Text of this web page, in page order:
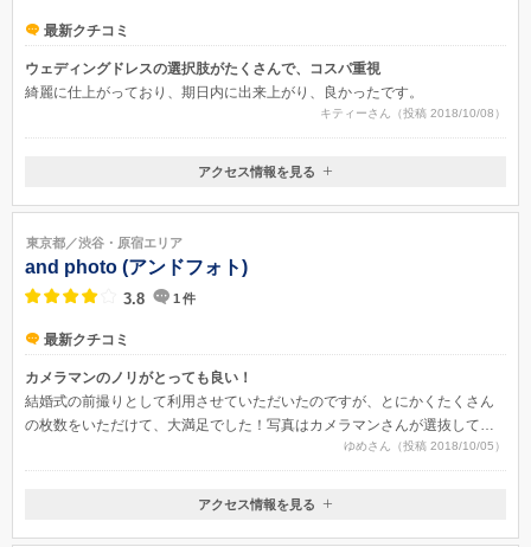
最新クチコミ
ウェディングドレスの選択肢がたくさんで、コスパ重視
綺麗に仕上がっており、期日内に出来上がり、良かったです。
キティーさん（投稿 2018/10/08）
東京都渋谷区神宮前1-8-17
ＪＲ山手線原宿駅・東京メトロ千代田線、副都心線明治神宮前駅より徒
歩3分
アクセス情報を見る
東京都／渋谷・原宿エリア
and photo (アンドフォト)
3.8 1件
最新クチコミ
カメラマンのノリがとっても良い！
結婚式の前撮りとして利用させていただいたのですが、とにかくたくさん
の枚数をいただけて、大満足でした！写真はカメラマンさんが選抜してく
れたのですが、しっかり綺麗に写っているものばかりだったので、結婚式
当日の映像やウェルカムボードでどの写真を使用するかとても悩みまし
ゆめさん（投稿 2018/10/05）
アクセス情報を見る